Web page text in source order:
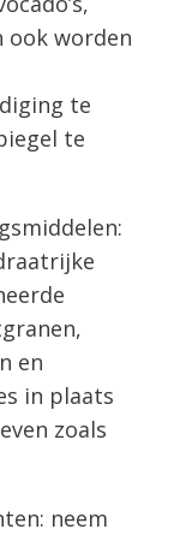
ook worden
te
te
en
in plaats
zoals
neem